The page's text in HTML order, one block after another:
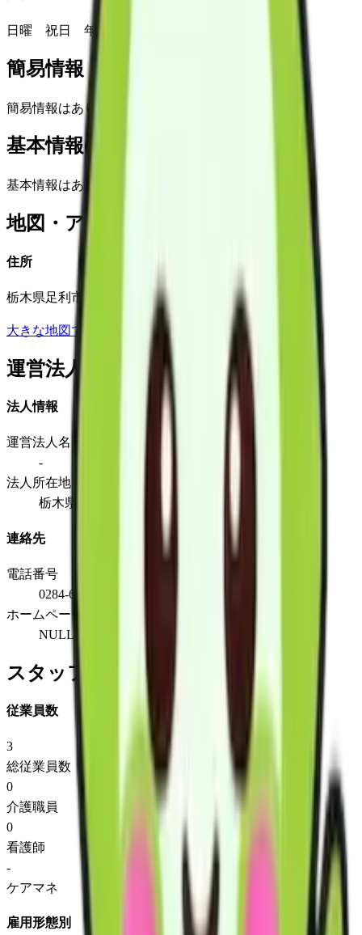
日曜 祝日 年末年始12/31～1/3
簡易情報
簡易情報はありません
基本情報(詳細)
基本情報はありません
地図・アクセス
住所
栃木県足利市板倉町207
大きな地図で見る
運営法人
法人情報
運営法人名
-
法人所在地
栃木県足利市板倉町207
連絡先
電話番号
0284-65-4115
ホームページ
NULL
スタッフ情報
従業員数
3
総従業員数
0
介護職員
0
看護師
-
ケアマネ
雇用形態別